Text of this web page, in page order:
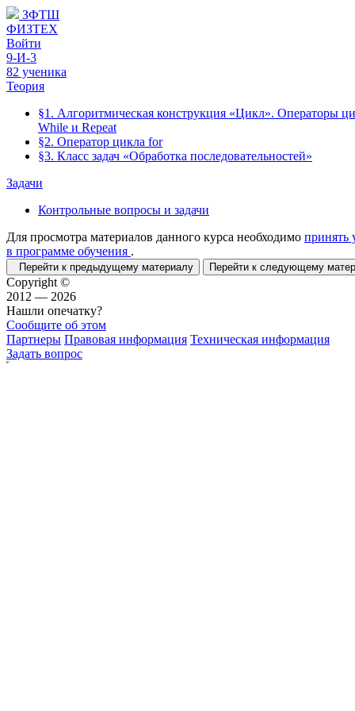
ЗФТШ
ФИЗТЕХ
Войти
9-И-3
82 ученика
Теория
§1. Алгоритмическая конструкция «Цикл». Операторы
While и Repeat
§2. Оператор цикла for
§3. Класс задач «Обработка последовательностей»
Задачи
Контрольные вопросы и задачи
Для просмотра материалов данного курса необходимо принять
в программе обучения .
Перейти к предыдущему материалу Перейти к следующему
Copyright ©
2012 — 2026
Нашли опечатку?
Сообщите об этом
Партнеры Правовая информация Техническая информация
Задать вопрос